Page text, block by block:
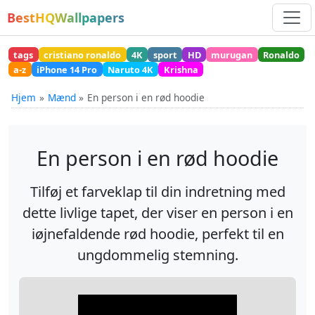
BestHQWallpapers
tags cristiano ronaldo 4K sport HD murugan
Ronaldo
a-z
iPhone 14 Pro Naruto 4K Krishna
Hjem Mænd En person i en rød hoodie
En person i en rød hoodie
Tilføj et farveklap til din indretning med
dette livlige tapet, der viser en person i en
iøjnefaldende rød hoodie, perfekt til en
ungdommelig stemning.